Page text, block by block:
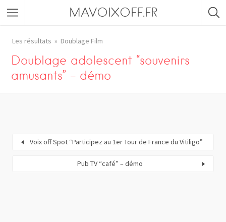
MAVOIXOFF.FR
Les résultats Doublage Film
Doublage adolescent “souvenirs
amusants” – démo
Voix off Spot “Participez au 1er Tour de France du Vitiligo”
Pub TV “café” – démo